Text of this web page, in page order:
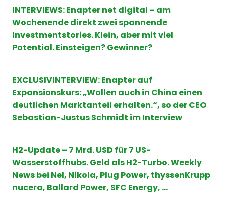
INTERVIEWS: Enapter net digital – am
Wochenende direkt zwei spannende
Investmentstories. Klein, aber mit viel
Potential. Einsteigen? Gewinner?
EXCLUSIVINTERVIEW: Enapter auf
Expansionskurs: „Wollen auch in China einen
deutlichen Marktanteil erhalten.“, so der CEO
Sebastian-Justus Schmidt im Interview
H2-Update – 7 Mrd. USD für 7 US-
Wasserstoffhubs. Geld als H2-Turbo. Weekly
News bei Nel, Nikola, Plug Power, thyssenKrupp
nucera, Ballard Power, SFC Energy, …